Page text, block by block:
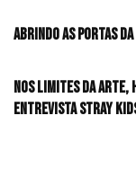
Abrindo as portas da
Nos limites da arte,
Entrevista Stray